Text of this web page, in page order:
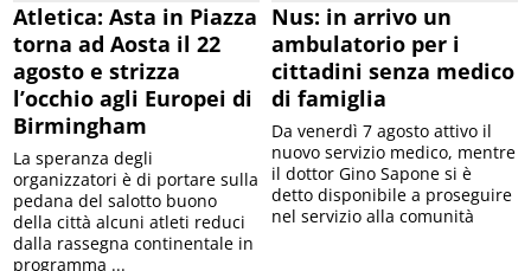
Atletica: Asta in Piazza
torna ad Aosta il 22
agosto e strizza
l’occhio agli Europei di
Birmingham
La speranza degli
organizzatori è di portare sulla
pedana del salotto buono
della città alcuni atleti reduci
dalla rassegna continentale in
programma ...
Nus: in arrivo un
ambulatorio per i
cittadini senza medico
di famiglia
Da venerdì 7 agosto attivo il
nuovo servizio medico, mentre
il dottor Gino Sapone si è
detto disponibile a proseguire
nel servizio alla comunità